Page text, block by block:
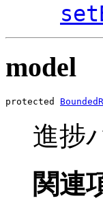
model
protected
進捗
関連